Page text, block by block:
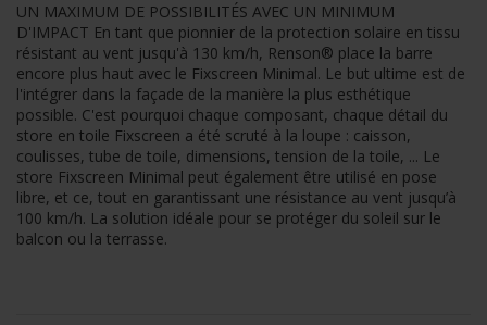
UN MAXIMUM DE POSSIBILITÉS AVEC UN MINIMUM
D'IMPACT En tant que pionnier de la protection solaire en tissu
résistant au vent jusqu'à 130 km/h, Renson® place la barre
encore plus haut avec le Fixscreen Minimal. Le but ultime est de
l'intégrer dans la façade de la manière la plus esthétique
possible. C'est pourquoi chaque composant, chaque détail du
store en toile Fixscreen a été scruté à la loupe : caisson,
coulisses, tube de toile, dimensions, tension de la toile, ... Le
store Fixscreen Minimal peut également être utilisé en pose
libre, et ce, tout en garantissant une résistance au vent jusqu’à
100 km/h. La solution idéale pour se protéger du soleil sur le
balcon ou la terrasse.